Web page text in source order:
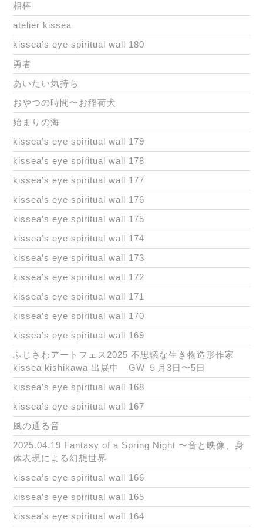
相棒
atelier kissea
kissea’s eye spiritual wall 180
勇者
あいたい気持ち
おやつの時間〜お稲荷犬
始まりの海
kissea’s eye spiritual wall 179
kissea’s eye spiritual wall 178
kissea’s eye spiritual wall 177
kissea’s eye spiritual wall 176
kissea’s eye spiritual wall 175
kissea’s eye spiritual wall 174
kissea’s eye spiritual wall 173
kissea’s eye spiritual wall 172
kissea’s eye spiritual wall 171
kissea’s eye spiritual wall 170
kissea’s eye spiritual wall 169
ふじさわアートフェス2025 不思議な生き物造形作家
kissea kishikawa 出展中 GW ５月3日〜5日
kissea’s eye spiritual wall 168
kissea’s eye spiritual wall 167
風の通る音
2025.04.19 Fantasy of a Spring Night 〜音と映像、身
体表現による幻想世界
kissea’s eye spiritual wall 166
kissea’s eye spiritual wall 165
kissea’s eye spiritual wall 164